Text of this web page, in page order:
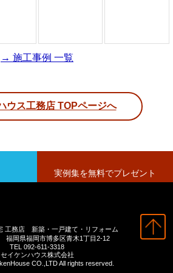
→ 施工事例 一覧
ウス工務店 TOPページへ
実例集を無料でプレゼント
工務店 新築・一戸建て・リフォーム
福岡県福岡市博多区青木1丁目2-12
TEL 092-611-3318
セイケンハウス株式会社
CO.,LTD All rights reserved.